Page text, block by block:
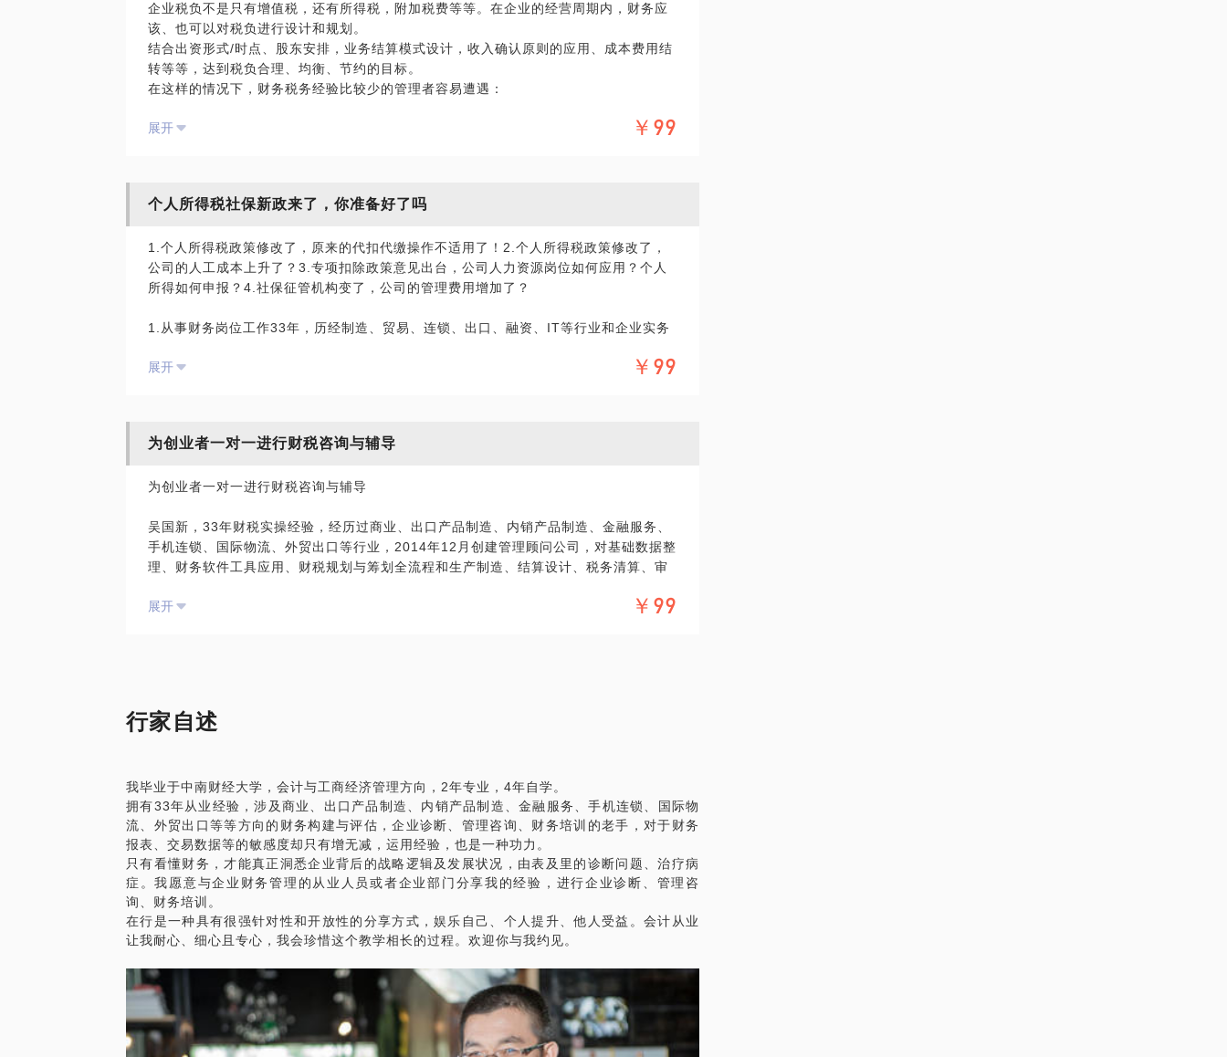
只有理论是不够的，借用实操案例提高财务会计工作的处理能力
企业税负不是只有增值税，还有所得税，附加税费等等。在企业的经营周期内，财务应
该、也可以对税负进行设计和规划。
结合出资形式/时点、股东安排，业务结算模式设计，收入确认原则的应用、成本费用结
转等等，达到税负合理、均衡、节约的目标。
在这样的情况下，财务税务经验比较少的管理者容易遭遇：
管理不规范
我在32年财务税务实践，多行业经历
规范管理
准确处理会计事项
题。请把你的问题提前发给我，方便我做更精确的准备，提升见面效率。期待与你的见
企业税负不是只有增值税，在企业的经营周期内，税负需要设计规划
展开 ￥99
个人所得税社保新政来了，你准备好了吗
1.个人所得税政策修改了，原来的代扣代缴操作不适用了！2.个人所得税政策修改了，
公司的人工成本上升了？3.专项扣除政策意见出台，公司人力资源岗位如何应用？个人
所得如何申报？4.社保征管机构变了，公司的管理费用增加了？
1.从事财务岗位工作33年，历经制造、贸易、连锁、出口、融资、IT等行业和企业实务
税修改、社保参保与缴纳等全过程参与和连续研究应用落地。
展开 ￥99
为创业者一对一进行财税咨询与辅导
为创业者一对一进行财税咨询与辅导
吴国新，33年财税实操经验，经历过商业、出口产品制造、内销产品制造、金融服务、
手机连锁、国际物流、外贸出口等行业，2014年12月创建管理顾问公司，对基础数据整
理、财务软件工具应用、财税规划与筹划全流程和生产制造、结算设计、税务清算、审
他可以帮你解决如下问题：
如何用好优惠政策，合法合规避税节税？
如何用好上下游客户的结算调度、优化理财方案？
初创企业如何制定税务方案？
应当如何合理规划财务人员配置和税务筹划？
初创企业如何设计股权激励及纳税筹划？
吴国新，毕业于中南财经大学，拥有多个行业的财务构建与评估，企业诊断、管理咨
询、财务培训经验。财务税务工作，财税风险预防为先、业务越发展/会计越重要，而只
展开 ￥99
行家自述
我毕业于中南财经大学，会计与工商经济管理方向，2年专业，4年自学。
拥有33年从业经验，涉及商业、出口产品制造、内销产品制造、金融服务、手机连锁、国际物
流、外贸出口等等方向的财务构建与评估，企业诊断、管理咨询、财务培训的老手，对于财务
报表、交易数据等的敏感度却只有增无减，运用经验，也是一种功力。
只有看懂财务，才能真正洞悉企业背后的战略逻辑及发展状况，由表及里的诊断问题、治疗病
症。我愿意与企业财务管理的从业人员或者企业部门分享我的经验，进行企业诊断、管理咨
询、财务培训。
在行是一种具有很强针对性和开放性的分享方式，娱乐自己、个人提升、他人受益。会计从业